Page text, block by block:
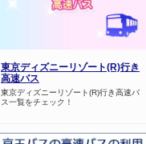
東京ディズニーリゾート(R)行き
高速バス
東京ディズニーリゾート(R)行き高速バ
ス一覧をチェック！